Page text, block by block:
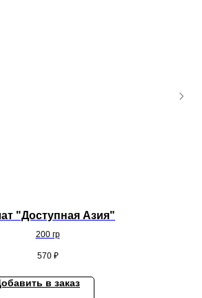
"Доступная Азия"
200 гр
570 ₽
в заказ